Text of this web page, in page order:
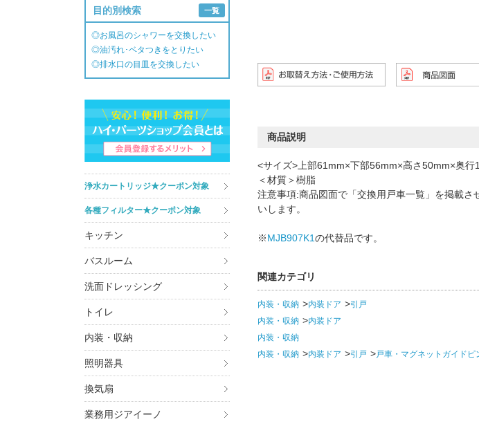
目的別検索 一覧
◎お風呂のシャワーを交換したい
◎油汚れ･ベタつきをとりたい
◎排水口の目皿を交換したい
浄水カートリッジ★クーポン対象
各種フィルター★クーポン対象
キッチン
バスルーム
洗面ドレッシング
トイレ
内装・収納
照明器具
換気扇
業務用ジアイーノ
商品説明
<サイズ>上部61mm×下部56mm×高さ50mm×奥行
＜材質＞樹脂
注意事項:商品図面で「交換用戸車一覧」を掲載
いします。
※MJB907K1の代替品です。
関連カテゴリ
内装・収納 内装ドア
引戸
内装・収納
内装ドア
内装・収納
内装・収納
内装ドア 引戸 戸車・マグネットガイドピ